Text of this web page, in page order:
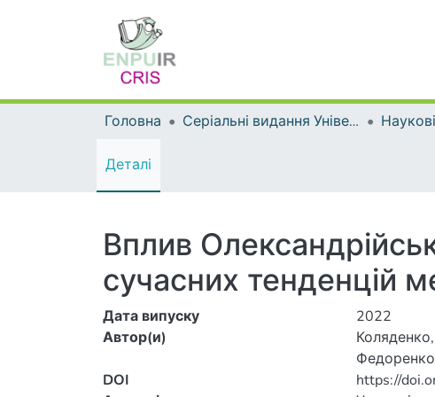
Головна Серіальні видання Університету
Деталі
Вплив
сучасних тенденцій
Дата випуску
2022
Автор(и)
DOI
https://